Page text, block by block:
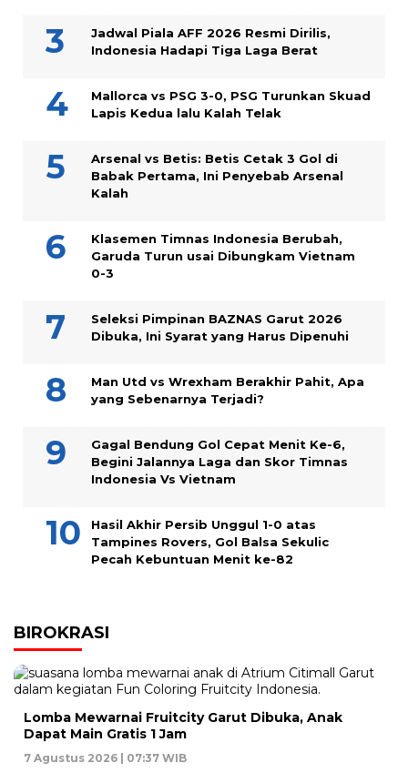
Jadwal Piala AFF 2026 Resmi Dirilis,
Indonesia Hadapi Tiga Laga Berat
Mallorca vs PSG 3-0, PSG Turunkan Skuad
Lapis Kedua lalu Kalah Telak
Arsenal vs Betis: Betis Cetak 3 Gol di
Babak Pertama, Ini Penyebab Arsenal
Kalah
Klasemen Timnas Indonesia Berubah,
Garuda Turun usai Dibungkam Vietnam
0-3
Seleksi Pimpinan BAZNAS Garut 2026
Dibuka, Ini Syarat yang Harus Dipenuhi
Man Utd vs Wrexham Berakhir Pahit, Apa
yang Sebenarnya Terjadi?
Gagal Bendung Gol Cepat Menit Ke-6,
Begini Jalannya Laga dan Skor Timnas
Indonesia Vs Vietnam
Hasil Akhir Persib Unggul 1-0 atas
Tampines Rovers, Gol Balsa Sekulic
Pecah Kebuntuan Menit ke-82
BIROKRASI
Lomba Mewarnai Fruitcity Garut Dibuka, Anak
Dapat Main Gratis 1 Jam
7 Agustus 2026 | 07:37 WIB